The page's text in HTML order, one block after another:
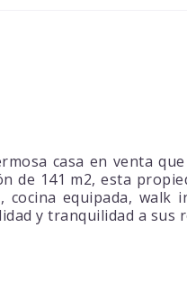
casa en venta
de 141 m2, esta
equipada, walk
y tranquilidad a sus